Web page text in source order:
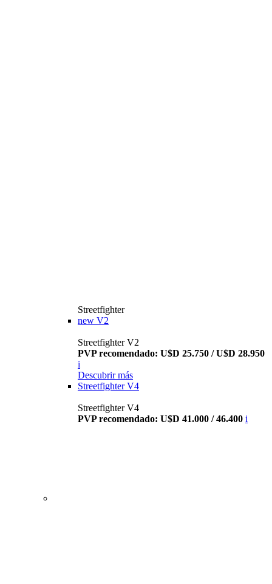
Streetfighter
new V2
Streetfighter V2
PVP recomendado: U$D 25.750 / U$D 28.950
i
Descubrir más
Streetfighter V4
Streetfighter V4
PVP recomendado: U$D 41.000 / 46.400 i